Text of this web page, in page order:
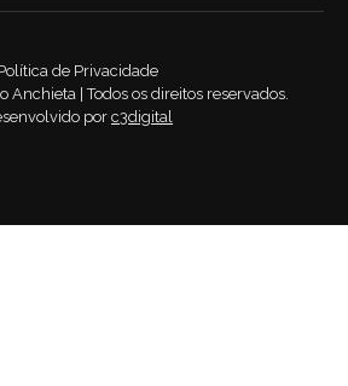
de Privacidade
Anchieta | Todos os direitos reservados.
porc3digital